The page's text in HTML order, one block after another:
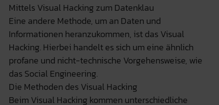
Mittels Visual Hacking zum Datenklau
Eine andere Methode, um an Daten und
Informationen heranzukommen, ist das Visual
Hacking. Hierbei handelt es sich um eine ähnlich
profane und nicht-technische Vorgehensweise, wie
das Social Engineering.
Die Methoden des Visual Hacking
Beim Visual Hacking kommen unterschiedliche